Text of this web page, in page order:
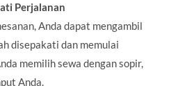
Perjalanan
Anda dapat mengambil
disepakati dan memulai
memilih sewa dengan sopir,
Anda.